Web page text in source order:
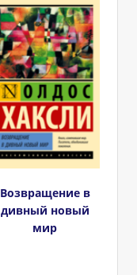
Возвращение в
дивный новый
мир